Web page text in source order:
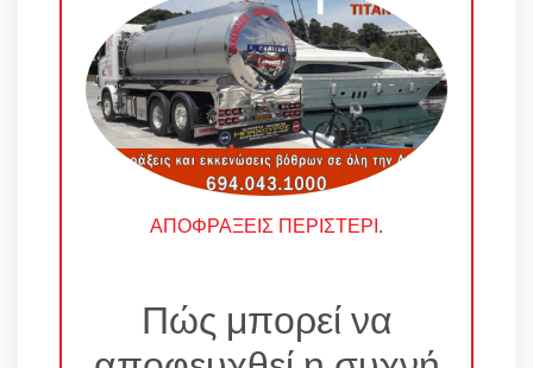
ΑΠΟΦΡΑΞΕΙΣ ΠΕΡΙΣΤΕΡΙ.
Πώς μπορεί να